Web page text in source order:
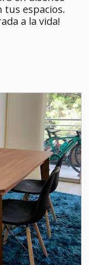
tus espacios.
a la vida!